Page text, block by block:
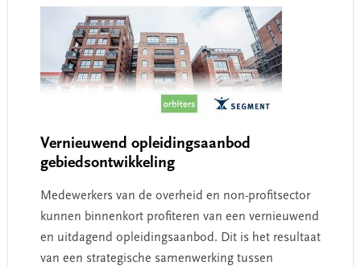
Vernieuwend opleidingsaanbod
gebiedsontwikkeling
Medewerkers van de overheid en non-profitsector
kunnen binnenkort profiteren van een vernieuwend
en uitdagend opleidingsaanbod. Dit is het resultaat
van een strategische samenwerking tussen